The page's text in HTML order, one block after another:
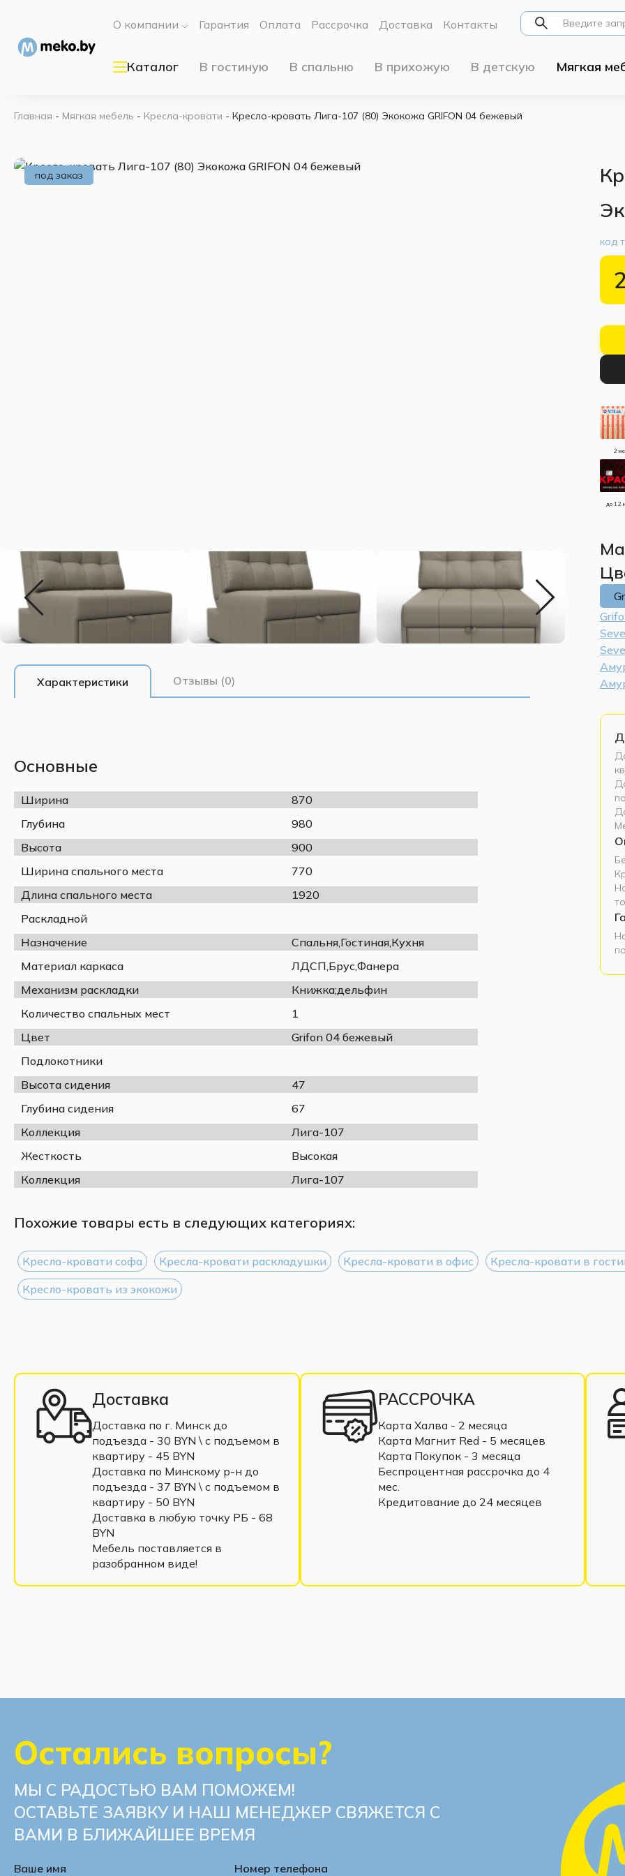
О компании Гарантия Оплата Рассрочка Доставка Контакты
Каталог В гостиную В спальню В прихожую В детскую Мягкая
Главная - Мягкая мебель - Кресла-кровати - Кресло-кровать Лига-107 (80) Экокожа GRIFON 04 бежевый
под заказ
Характеристики Отзывы (0)
Основные
Ширина
870
Глубина
980
Высота
900
Ширина спального места
770
Длина спального места
1920
Раскладной
Назначение
Спальня,Гостиная,Кухня
Материал каркаса
ЛДСП,Брус,Фанера
Механизм раскладки
Книжка;дельфин
Количество спальных мест
1
Цвет
Grifon 04 бежевый
Подлокотники
Высота сидения
47
Глубина сидения
67
Коллекция
Лига-107
Жесткость
Высокая
Коллекция
Лига-107
код
2
до 12
Похожие товары есть в следующих категориях:
Кресла-кровати софа Кресла-кровати раскладушки Кресла-кровати в офис Кресла-кровати в
Кресло-кровать из экокожи
Доставка
Доставка по г. Минск до
подъезда - 30 BYN \ c подъемом в
квартиру - 45 BYN
Доставка по Минскому р-н до
подъезда - 37 BYN \ c подъемом в
квартиру - 50 BYN
Доставка в любую точку РБ - 68
BYN
Мебель поставляется в
разобранном виде!
РАССРОЧКА
Карта Халва - 2 месяца
Карта Магнит Red - 5 месяцев
Карта Покупок - 3 месяца
Беспроцентная рассрочка до 4
мес.
Кредитование до 24 месяцев
Остались вопросы?
МЫ С РАДОСТЬЮ ВАМ ПОМОЖЕМ!
ОСТАВЬТЕ ЗАЯВКУ И НАШ МЕНЕДЖЕР СВЯЖЕТСЯ С
ВАМИ В БЛИЖАЙШЕЕ ВРЕМЯ
Ваше имя Номер телефона